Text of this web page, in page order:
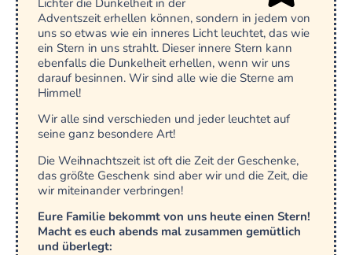
Adventszeit erhellen können, sondern in jedem von
uns so etwas wie ein inneres Licht leuchtet, das wie
ein Stern in uns strahlt. Dieser innere Stern kann
ebenfalls die Dunkelheit erhellen, wenn wir uns
darauf besinnen. Wir sind alle wie die Sterne am
Himmel!
Wir alle sind verschieden und jeder leuchtet auf
seine ganz besondere Art!
Die Weihnachtszeit ist oft die Zeit der Geschenke,
das größte Geschenk sind aber wir und die Zeit, die
wir miteinander verbringen!
Eure Familie bekommt von uns heute einen Stern!
Macht es euch abends mal zusammen gemütlich
und überlegt: